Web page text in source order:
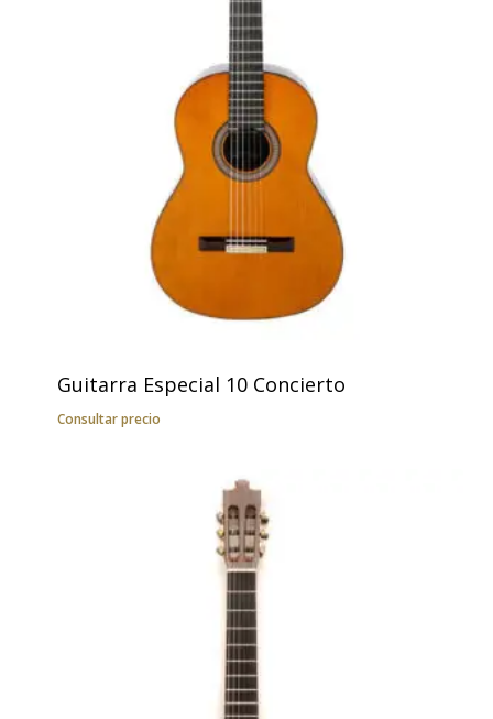
Guitarra Especial 10 Concierto
Consultar precio